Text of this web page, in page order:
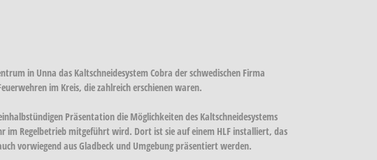
in Unna das Kaltschneidesystem Cobra der schwedischen Firma
im Kreis, die zahlreich erschienen waren.
Präsentation die Möglichkeiten des Kaltschneidesystems
im Regelbetrieb mitgeführt wird. Dort ist sie auf einem HLF installiert, das
vorwiegend aus Gladbeck und Umgebung präsentiert werden.